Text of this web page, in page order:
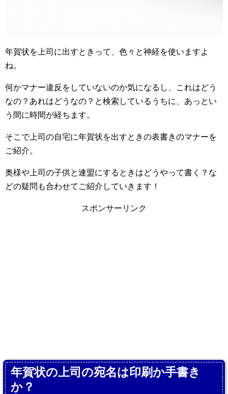
年賀状を上司に出すときって、色々と神経を使いますよ
ね。
何かマナー違反をしていないのか気になるし、これはどう
なの？あれはどうなの？と検索しているうちに、あっとい
う間に時間が経ちます。
そこで上司の自宅に年賀状を出すときの表書きのマナーを
ご紹介。
奥様や上司の子供と連盟にするときはどうやって書く？な
どの疑問も合わせてご紹介していきます！
スポンサーリンク
年賀状の上司の宛名は印刷か手書き
か？